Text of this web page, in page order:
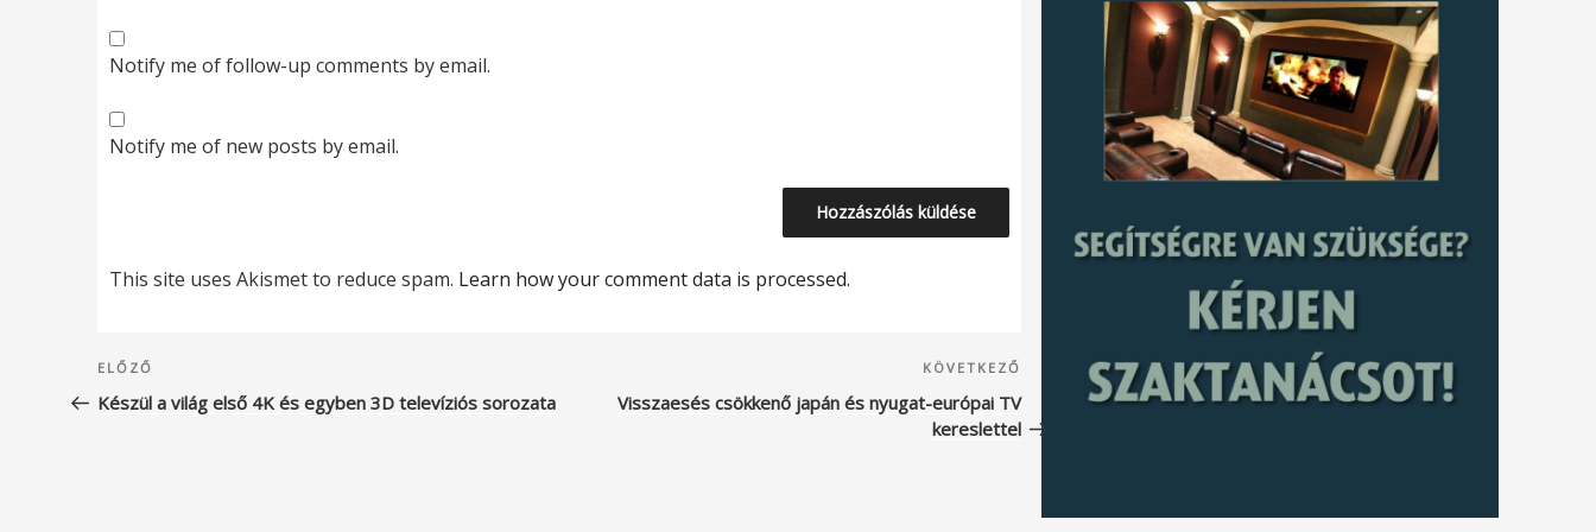
Notify me of follow-up comments by email.
Notify me of new posts by email.
This site uses Akismet to reduce spam. Learn how your comment data is processed.
Bejegyzés
navigáció
Korábbi
bejegyzés
ELŐZŐ
Készül a világ első 4K és egyben 3D televíziós sorozata
Következő
bejegyzés
KÖVETKEZŐ
Visszaesés csökkenő japán és nyugat-európai TV
kereslettel